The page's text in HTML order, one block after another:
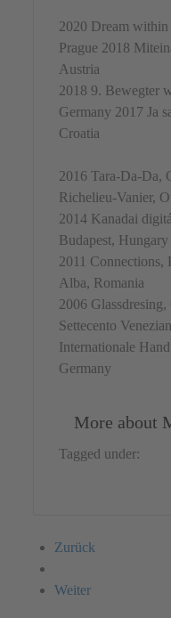
2020 Dream
Prague 2018
Austria
2018 9. Bewegter
Germany 2017 Ja
Croatia
2016 Tara-Da-Da,
Richelieu-Vanier,
2014 Kanadai
Budapest, Hungary
2011 Connections,
Alba, Romania
2006
Settecento
Internationale
Germany
More about
Tagged under:
Zurück
Weiter